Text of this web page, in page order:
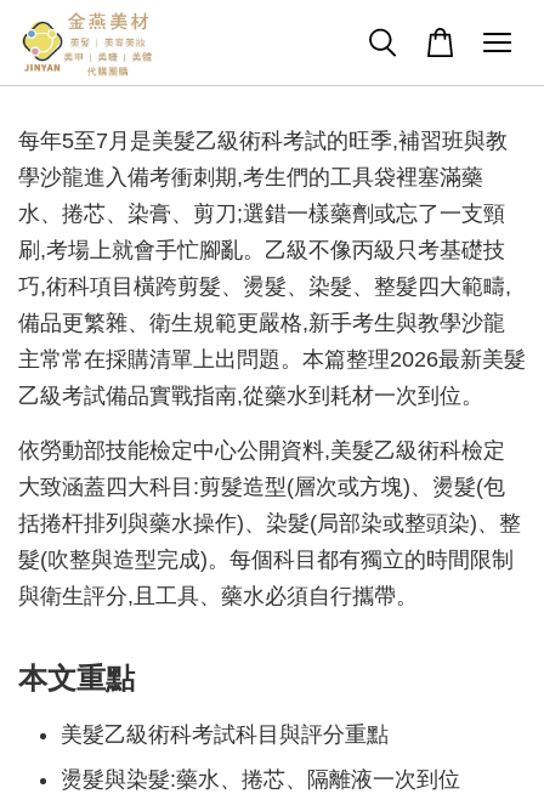
每年5至7月是美髮乙級術科考試的旺季,補習班與教
學沙龍進入備考衝刺期,考生們的工具袋裡塞滿藥
水、捲芯、染膏、剪刀;選錯一樣藥劑或忘了一支頸
刷,考場上就會手忙腳亂。乙級不像丙級只考基礎技
巧,術科項目橫跨剪髮、燙髮、染髮、整髮四大範疇,
備品更繁雜、衛生規範更嚴格,新手考生與教學沙龍
主常常在採購清單上出問題。本篇整理2026最新美髮
乙級考試備品實戰指南,從藥水到耗材一次到位。
依勞動部技能檢定中心公開資料,美髮乙級術科檢定
大致涵蓋四大科目:剪髮造型(層次或方塊)、燙髮(包
括捲杆排列與藥水操作)、染髮(局部染或整頭染)、整
髮(吹整與造型完成)。每個科目都有獨立的時間限制
與衛生評分,且工具、藥水必須自行攜帶。
本文重點
美髮乙級術科考試科目與評分重點
燙髮與染髮:藥水、捲芯、隔離液一次到位